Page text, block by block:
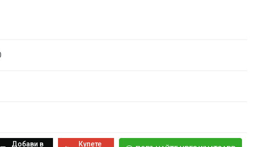
Добави в
Купете